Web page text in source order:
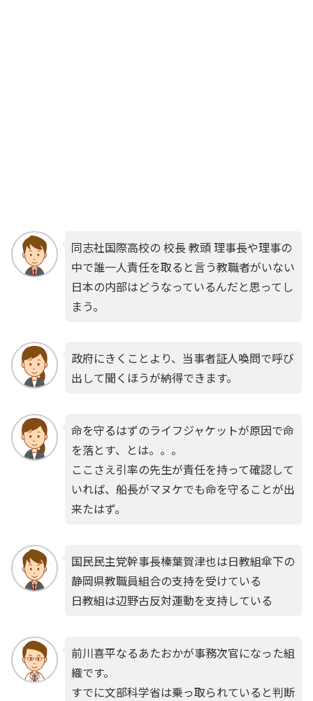
同志社国際高校の 校長 教頭 理事長や理事の
中で誰一人責任を取ると言う教職者がいない
日本の内部はどうなっているんだと思ってし
まう。
政府にきくことより、当事者証人喚問で呼び
出して聞くほうが納得できます。
命を守るはずのライフジャケットが原因で命
を落とす、とは。。。
ここさえ引率の先生が責任を持って確認して
いれば、船長がマヌケでも命を守ることが出
来たはず。
国民民主党幹事長榛葉賀津也は日教組傘下の
静岡県教職員組合の支持を受けている
日教組は辺野古反対運動を支持している
前川喜平なるあたおかが事務次官になった組
織です。
すでに文部科学省は乗っ取られていると判断